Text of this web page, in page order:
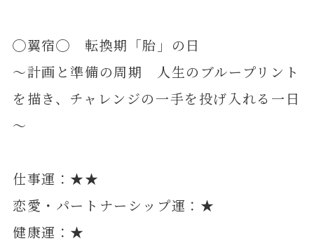
◯翼宿◯ 転換期「胎」の日
～計画と準備の周期 人生のブループリント
を描き、チャレンジの一手を投げ入れる一日
～
仕事運：★★
恋愛・パートナーシップ運：★
健康運：★